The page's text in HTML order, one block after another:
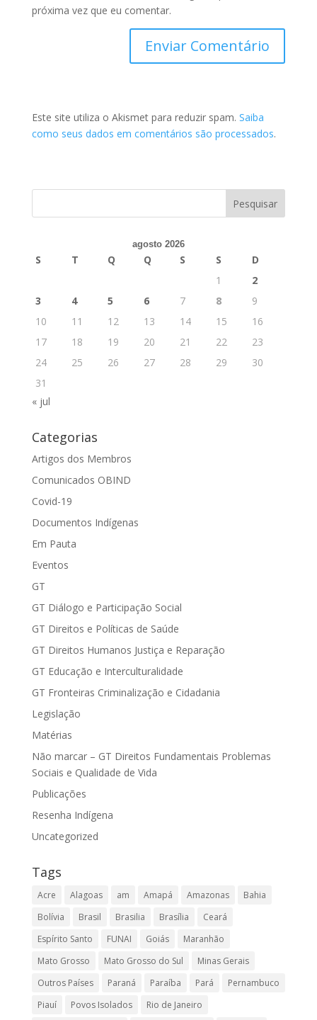
próxima vez que eu comentar.
Este site utiliza o Akismet para reduzir spam. Saiba
como seus dados em comentários são processados.
agosto 2026
S T Q Q S S
D
1
2
3
4 5 6 7 8
9
10
11 12 13 14 15
16
17
18 19 20 21 22
23
24
25 26 27 28 29
30
31
« jul
Categorias
Artigos dos Membros
Comunicados OBIND
Covid-19
Documentos Indígenas
Em Pauta
Eventos
GT
GT Diálogo e Participação Social
GT Direitos e Políticas de Saúde
GT Direitos Humanos Justiça e Reparação
GT Educação e Interculturalidade
GT Fronteiras Criminalização e Cidadania
Legislação
Matérias
Não marcar – GT Direitos Fundamentais Problemas
Sociais e Qualidade de Vida
Publicações
Resenha Indígena
Uncategorized
Tags
Acre Alagoas am Amapá Amazonas
Bahia
Bolívia
Brasil Brasilia Brasília
Ceará
Espírito Santo
FUNAI Goiás
Maranhão
Mato Grosso
Mato Grosso do Sul
Minas Gerais
Outros Países
Paraná Paraíba Pará
Pernambuco
Piauí
Povos Isolados
Rio de Janeiro